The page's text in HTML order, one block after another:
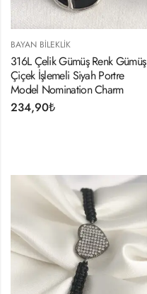
BAYAN BILEKLIK
316L Çelik Gümüş Renk Gümüş
Çiçek İşlemeli Siyah Portre
Model Nomination Charm
234,90₺